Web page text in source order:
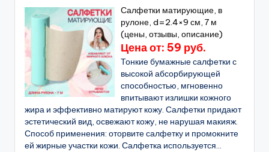
Салфетки матирующие, в
рулоне, d=2.4×9 см, 7 м
(цены, отзывы, описание)
Цена от: 59 руб.
Тонкие бумажные салфетки с
высокой абсорбирующей
способностью, мгновенно
впитывают излишки кожного
жира и эффективно матируют кожу. Салфетки придают
эстетический вид, освежают кожу, не нарушая макияж.
Способ применения: оторвите салфетку и промокните
ей жирные участки кожи. Салфетка используется...